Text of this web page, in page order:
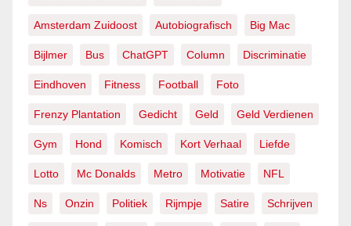
Amsterdam Zuidoost Autobiografisch Big Mac
Bijlmer Bus ChatGPT Column Discriminatie
Eindhoven Fitness Football Foto
Frenzy Plantation Gedicht Geld Geld Verdienen
Gym Hond Komisch Kort Verhaal Liefde
Lotto Mc Donalds Metro Motivatie NFL
Ns Onzin Politiek Rijmpje Satire Schrijven